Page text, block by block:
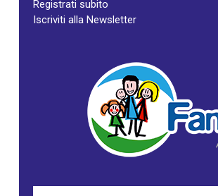
Registrati subito
Iscriviti alla Newsletter